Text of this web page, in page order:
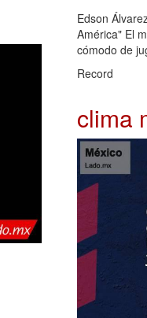
Edson
América" El
cómodo de
Record
clima